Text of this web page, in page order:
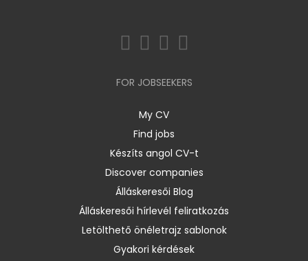
FOR JOBSEEKERS
My CV
Find jobs
Készíts angol CV-t
Discover companies
Álláskeresői Blog
Álláskeresői hírlevél feliratkozás
Letölthető önéletrajz sablonok
Gyakori kérdések